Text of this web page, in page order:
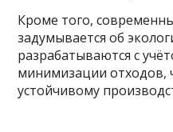
Кроме того,
задумывается об
разрабатываются с
минимизации отходов,
устойчивому